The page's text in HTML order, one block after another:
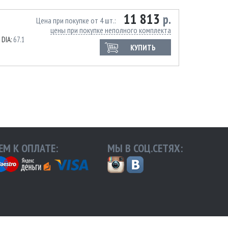
11 813 р.
Цена при покупке от 4 шт.
цены при покупке неполного комплекта
КУПИТЬ
DIA: 67.1
К ОПЛАТЕ: МЫ В СОЦ.СЕТЯХ: